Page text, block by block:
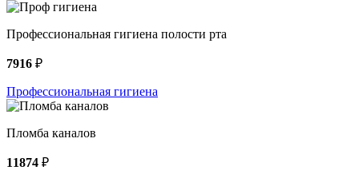
Профессиональная гигиена полости рта
7916 ₽
Профессиональная гигиена
Пломба каналов
11874 ₽